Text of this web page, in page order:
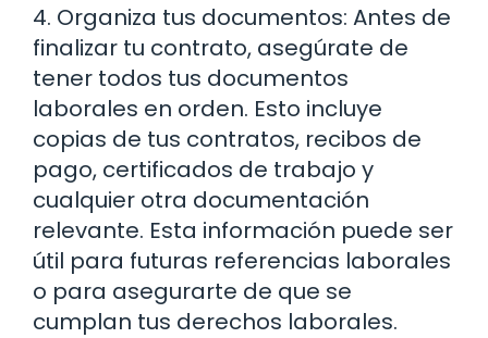
4. Organiza tus documentos: Antes de
finalizar tu contrato, asegúrate de
tener todos tus documentos
laborales en orden. Esto incluye
copias de tus contratos, recibos de
pago, certificados de trabajo y
cualquier otra documentación
relevante. Esta información puede ser
útil para futuras referencias laborales
o para asegurarte de que se
cumplan tus derechos laborales.